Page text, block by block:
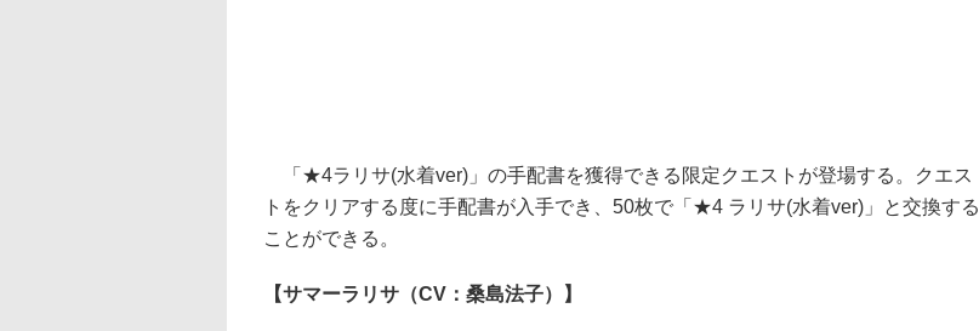
「★4ラリサ(水着ver)」の手配書を獲得できる限定クエストが登場する。クエス
トをクリアする度に手配書が入手でき、50枚で「★4 ラリサ(水着ver)」と交換する
ことができる。
【サマーラリサ（CV：桑島法子）】